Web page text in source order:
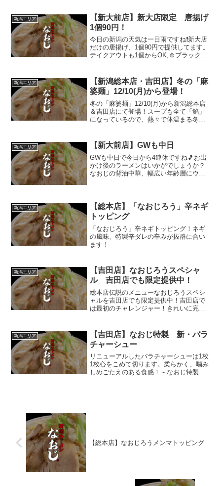
新潟エリア
【新大前店】新大店限定 唐揚げ
1個90円！
今日の新潟の天気は一日雨ですね❗新大店
だけの唐揚げ、1個90円で提供してます。
テイクアウトも1個からOK,☺ブラックペ
新潟エリア
【新潟総本店・吉田店】冬の「麻
婆麺」12/10(月)から登場！
冬の「麻婆麺」12/10(月)から新潟総本店
＆吉田店にて登場！スープも全て「餡」
になっているので、熱々で体温まる冬の
寒い冬に熱々の麻婆を。
新潟エリア 【新大前店】GWも中日
GWも中日で今日から4連休ですね🎵お出
かけ後のラーメンはいかがでしょうか？
なおじの背油中華、幅広い年齢層にウケ
新潟エリア
【総本店】「なおじろう」辛ネギ
トッピング
「なおじろう」辛ネギトッピング！ネギ
の風味、特製辛ダレの辛みが抜群に合い
ます！
新潟エリア
【吉田店】なおじろうスペシャ
ル 吉田店でも限定提供中！
総本店伝説のメニューなおじろうスペシ
ャルを吉田店でも限定提供中！吉田店で
は最初のチャレンジャー！きれいに完食
杯に是非挑戦あれ！
新潟エリア
【吉田店】なおじ特製 新・バラ
チャーシュー
リニューアルしたバラチャーシューは1枚
1枚心をこめて切ります。柔らかく、噛み
しめごたえのある食感！～なおじ特製
【総本店】なおじろうメンマトッピング